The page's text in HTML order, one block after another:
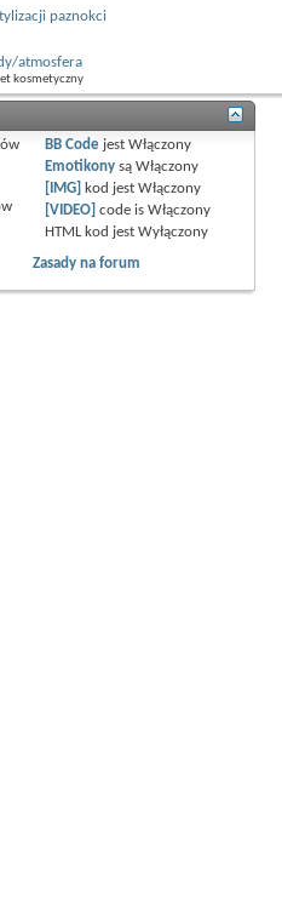
paznokci
atmosfera
kosmetyczny
BB Code jestWłączony
Emotikony sąWłączony
[IMG]
kod jestWłączony
[VIDEO] code isWłączony
HTML kod jestWyłączony
Zasady na forum